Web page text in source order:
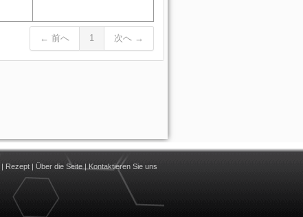
← 前へ 1 次へ →
| Rezept | Über die Seite| Kontaktieren Sie uns